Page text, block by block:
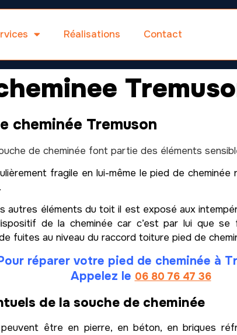
Réalisations Contact
cheminée Tremuson
de cheminée font partie des éléments
fragile en lui-même le pied de
autres éléments du toit il est exposé aux
de la cheminée car c’est par lui que
fuites au niveau du raccord toiture pied de
réparer votre pied de cheminée à
Appelez le 06 80 76 47 36
de la souche de cheminée
être en pierre, en béton, en briques